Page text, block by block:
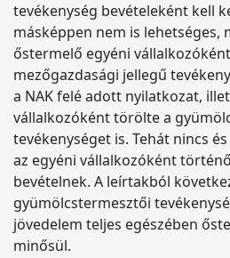
tevékenység bevételeként kell
másképpen nem is lehetséges,
őstermelő egyéni
mezőgazdasági jellegű
a NAK felé adott nyilatkozat,
vállalkozóként törölte a
tevékenységet is. Tehát nincs
az egyéni vállalkozóként
bevételnek. A leírtakból
gyümölcstermesztői
jövedelem teljes egészében
minősül.